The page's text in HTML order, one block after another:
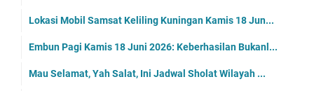
Lokasi Mobil Samsat Keliling Kuningan Kamis 18 Jun...
Embun Pagi Kamis 18 Juni 2026: Keberhasilan Bukanl...
Mau Selamat, Yah Salat, Ini Jadwal Sholat Wilayah ...